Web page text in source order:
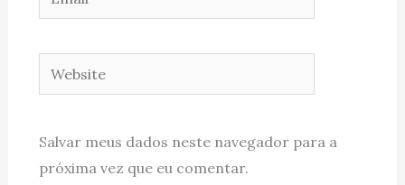
Website
Salvar meus dados neste navegador para a
próxima vez que eu comentar.